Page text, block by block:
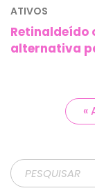
ATIVOS
Retinaldeído
alternativa
«